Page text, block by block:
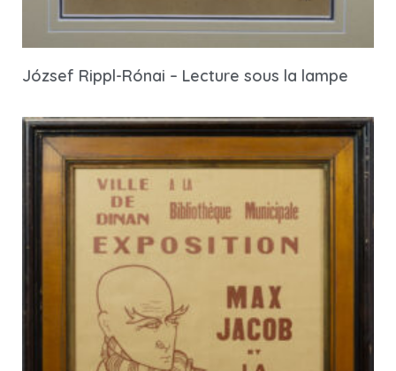
József Rippl-Rónai – Lecture sous la lampe